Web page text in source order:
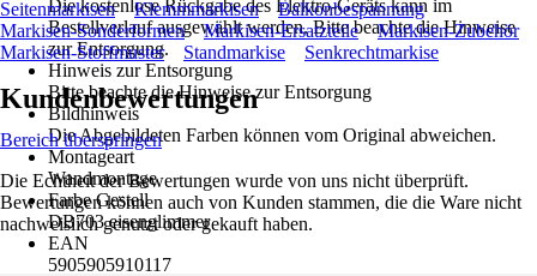
Die kostenlose Rückgabe des Elektro-Geräts kann im
Bestellverlauf ausgewählt werden. Bitte beachte die Hinweise
zur Entsorgung.
Hinweis zur Entsorgung
Bitte beachte die Hinweise zur Entsorgung
Bildhinweis
Die Abgebildeten Farben können vom Original abweichen.
Montageart
Wandmontage
Farbe Gestell
DB703 eisenglimmer
EAN
5905905910117
Seitenmarkisen
Klemmmarkisen
Balkonbespannung
Markisen-Sonderformen
Markisen-Ersatzteile
Markisen-Zubehör
Markisen-Stoffmuster
Standmarkise Senkrechtmarkise
Kundenbewertungen
Bereich überspringen
Die Echtheit der Bewertungen wurde von uns nicht überprüft.
Bewertungen können auch von Kunden stammen, die die Ware nicht
nachweislich genutzt oder gekauft haben.